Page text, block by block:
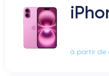
à partir de